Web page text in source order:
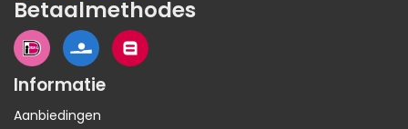
Betaalmethodes
Informatie
Aanbiedingen